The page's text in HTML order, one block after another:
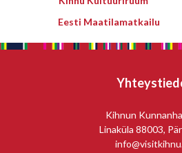
Eesti Maatilamatkailu
Kihnun
Linaküla 88003,